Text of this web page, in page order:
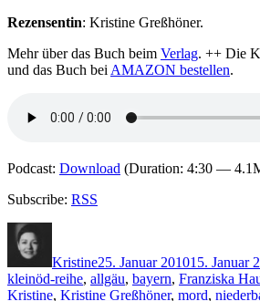
Rezensentin: Kristine Greßhöner.
Mehr über das Buch beim Verlag. ++ Die
und das Buch bei AMAZON bestellen.
Podcast: Download (Duration: 4:30 —
Subscribe: RSS
Kristine25. Januar 201015. Januar
kleinöd-reihe, allgäu, bayern, Franziska
Kristine, Kristine Greßhöner, mord,